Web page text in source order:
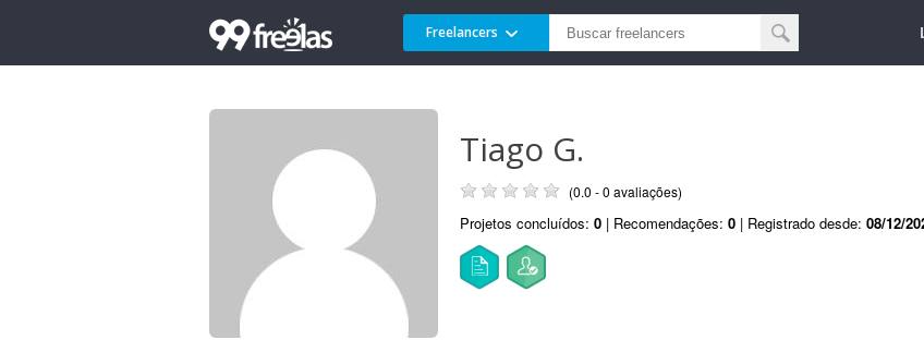
Freelancers
Tiago G.
(0.0 - 0 avaliações)
Projetos concluídos: 0 | Recomendações: 0 | Registrado desde: 08/12/